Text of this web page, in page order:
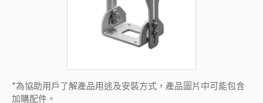
*為協助用戶了解產品用途及安裝方式，產品圖片中可能包含
加購配件。